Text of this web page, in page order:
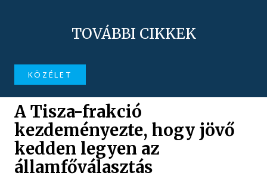
TOVÁBBI CIKKEK
KÖZÉLET
A Tisza-frakció
kezdeményezte, hogy jövő
kedden legyen az
államfőválasztás